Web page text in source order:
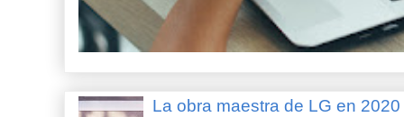
La obra maestra de LG en